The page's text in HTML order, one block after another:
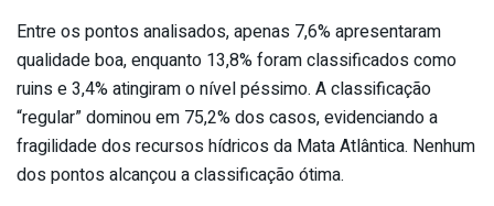
Entre os pontos analisados, apenas 7,6% apresentaram
qualidade boa, enquanto 13,8% foram classificados como
ruins e 3,4% atingiram o nível péssimo. A classificação
“regular” dominou em 75,2% dos casos, evidenciando a
fragilidade dos recursos hídricos da Mata Atlântica. Nenhum
dos pontos alcançou a classificação ótima.